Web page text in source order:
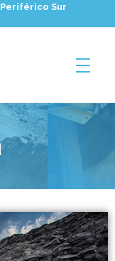
Periférico Sur